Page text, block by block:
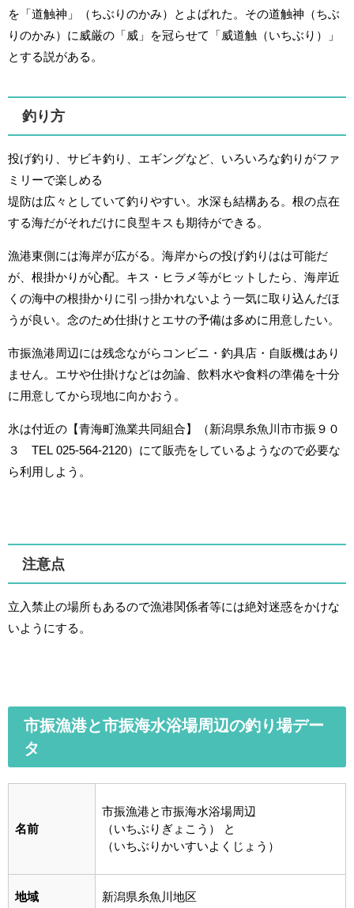
を「道触神」（ちぶりのかみ）とよばれた。その道触神（ちぶ
りのかみ）に威厳の「威」を冠らせて「威道触（いちぶり）」
とする説がある。
釣り方
投げ釣り、サビキ釣り、エギングなど、いろいろな釣りがファ
ミリーで楽しめる
堤防は広々としていて釣りやすい。水深も結構ある。根の点在
する海だがそれだけに良型キスも期待ができる。
漁港東側には海岸が広がる。海岸からの投げ釣りはは可能だ
が、根掛かりが心配。キス・ヒラメ等がヒットしたら、海岸近
くの海中の根掛かりに引っ掛かれないよう一気に取り込んだほ
うが良い。念のため仕掛けとエサの予備は多めに用意したい。
市振漁港周辺には残念ながらコンビニ・釣具店・自販機はあり
ません。エサや仕掛けなどは勿論、飲料水や食料の準備を十分
に用意してから現地に向かおう。
氷は付近の【青海町漁業共同組合】（新潟県糸魚川市市振９０
３ TEL 025-564-2120）にて販売をしているようなので必要な
ら利用しよう。
注意点
立入禁止の場所もあるので漁港関係者等には絶対迷惑をかけな
いようにする。
市振漁港と市振海水浴場周辺の釣り場デー
タ
名前
市振漁港と市振海水浴場周辺
（いちぶりぎょこう） と
（いちぶりかいすいよくじょう）
地域 新潟県糸魚川地区